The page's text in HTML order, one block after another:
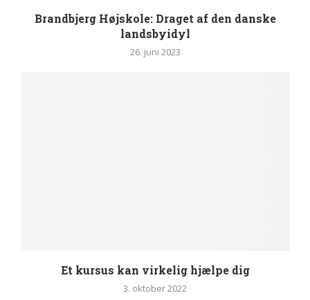
Brandbjerg Højskole: Draget af den danske
landsbyidyl
26. juni 2023
Et kursus kan virkelig hjælpe dig
3. oktober 2022